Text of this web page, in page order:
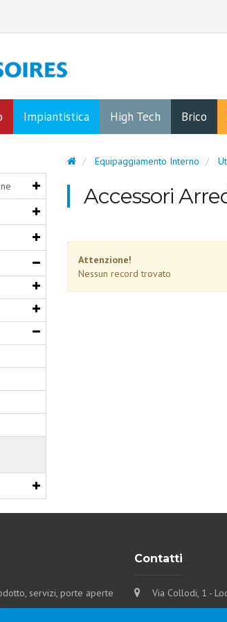
Impiantistica High Tech Brico
Equipaggiamento Interno
Accessori
Attenzione!
Nessun record trovato
servizi, porte aperte
Contatti
Via Collodi, 1 -